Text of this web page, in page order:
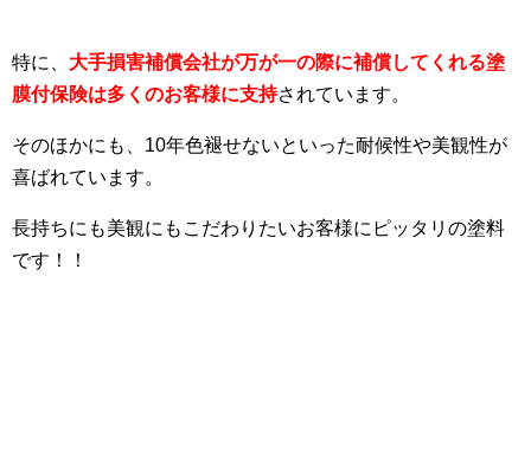
特に、 大手損害補償会社が万が一の際に補償してくれる塗
膜付保険は多くのお客様に支持されています。
そのほかにも、10年色褪せないといった耐候性や美観性が
喜ばれています。
長持ちにも美観にもこだわりたいお客様にピッタリの塗料
です！！